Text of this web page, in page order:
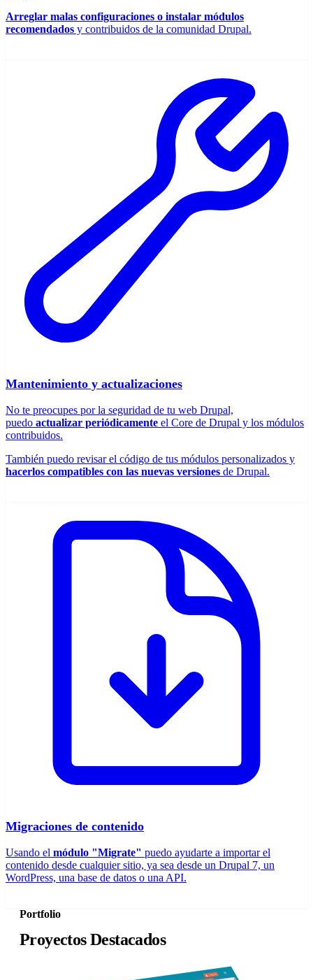
Arreglar malas configuraciones o instalar módulos
recomendados y contribuidos de la comunidad Drupal.
Mantenimiento y actualizaciones
No te preocupes por la seguridad de tu web Drupal,
puedo actualizar periódicamente el Core de Drupal y los módulos
contribuidos.
También puedo revisar el código de tus módulos personalizados y
hacerlos compatibles con las nuevas versiones de Drupal.
Migraciones de contenido
Usando el módulo "Migrate" puedo ayudarte a importar el
contenido desde cualquier sitio, ya sea desde un Drupal 7, un
WordPress, una base de datos o una API.
Portfolio
Proyectos Destacados